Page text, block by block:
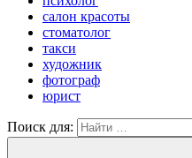
салон красоты
стоматолог
такси
художник
фотограф
юрист
Поиск для: